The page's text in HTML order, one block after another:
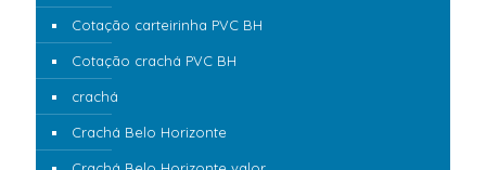
Cotação carteirinha PVC BH
Cotação crachá PVC BH
crachá
Crachá Belo Horizonte